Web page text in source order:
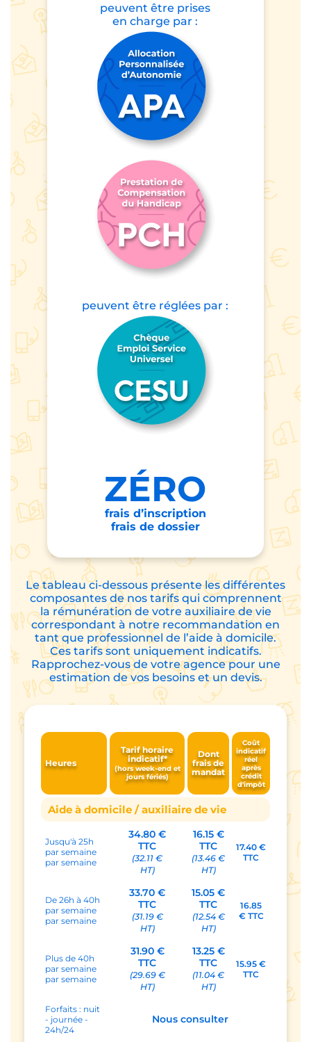
peuvent être prises
en charge par :
peuvent être réglées par :
ZÉRO
frais d’inscription
frais de dossier
Le tableau ci-dessous présente les différentes
composantes de nos tarifs qui comprennent
la rémunération de votre auxiliaire de vie
correspondant à notre recommandation en
tant que professionnel de l’aide à domicile.
Ces tarifs sont uniquement indicatifs.
Rapprochez-vous de votre agence pour une
estimation de vos besoins et un devis.
Heures
Tarif horaire
indicatif*
(hors week-end et
jours fériés)
Dont
frais de
mandat
Coût
indicatif
réel
après
crédit
d'impôt
Aide à domicile / auxiliaire de vie
Jusqu'à 25h
par semaine
par semaine
34.80 €
TTC
(32.11 €
HT)
16.15 €
TTC
(13.46 €
HT)
17.40 €
TTC
De 26h à 40h
par semaine
par semaine
33.70 €
TTC
(31.19 €
HT)
15.05 €
TTC
(12.54 €
HT)
16.85
€ TTC
Plus de 40h
par semaine
par semaine
31.90 €
TTC
(29.69 €
HT)
13.25 €
TTC
(11.04 €
HT)
15.95 €
TTC
Forfaits : nuit
- journée -
24h/24
Nous consulter